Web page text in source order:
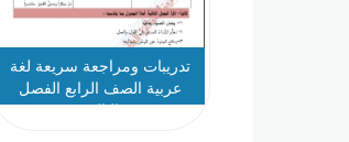
تدريبات ومراجعة سريعة لغة
عربية الصف الرابع الفصل
الثالث